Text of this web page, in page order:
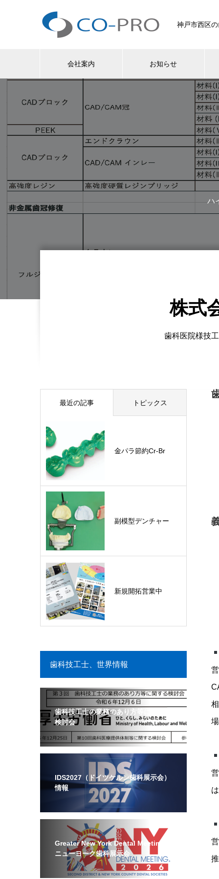
神戸市西区
会社案内 お知らせ
ハ
株式
歯科医院様技
最近の記事 トピックス
金パラ節約Cr-Br
副模型デンチャー
新規開拓営業中
歯科技工士、世界情報
歯科技工士の業務のあり方等に関する
検討会
IDS2027（ドイツケルン歯科展示会）
情報
Greater New York Dental Meeting
ニューヨーク歯科展示会